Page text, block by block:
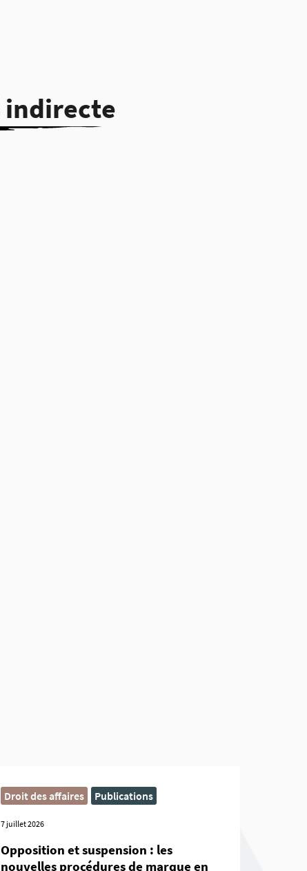
indirecte
Droit des affaires Publications
7 juillet 2026
Opposition et suspension : les
nouvelles procédures de marque en